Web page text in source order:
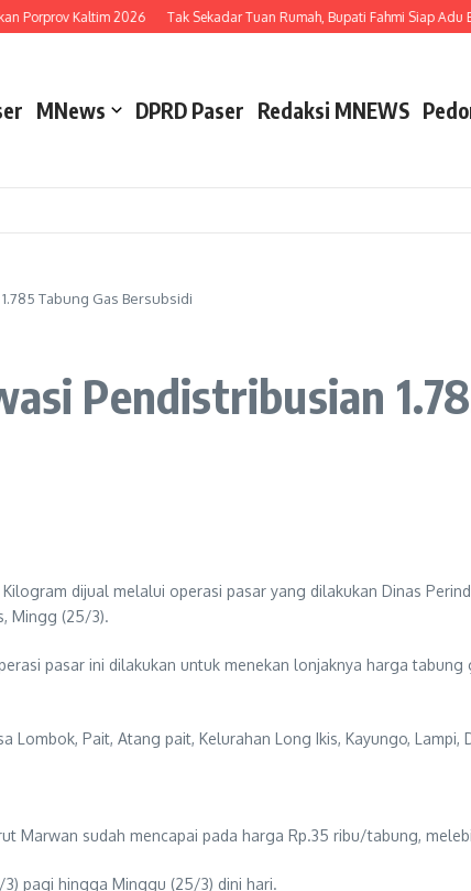
Porprov Kaltim 2026 Tak Sekadar Tuan Rumah, Bupati Fahmi Siap Adu
MNews DPRD Paser Redaksi MNEWS
Tabung Gas Bersubsidi
Pendistribusian
dijual melalui operasi pasar yang dilakukan Dinas
Mingg (25/3).
pasar ini dilakukan untuk menekan lonjaknya harga
Lombok, Pait, Atang pait, Kelurahan Long Ikis, Kayungo,
Marwan sudah mencapai pada harga Rp.35 ribu/tabung,
pagi hingga Minggu (25/3) dini hari.